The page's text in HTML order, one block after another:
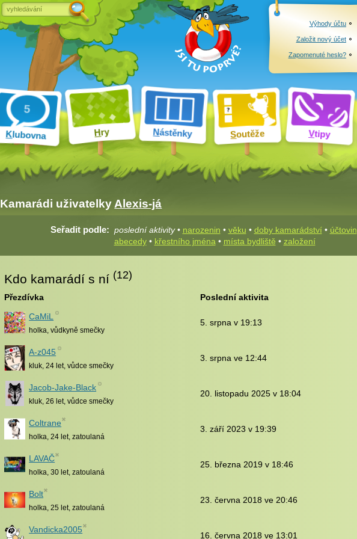
Klubovna Hry Nástěnky Soutěže Vtipy
Výhody účtu
Založit nový účet
Zapomenuté heslo?
Kamarádi uživatelky Alexis-já
Seřadit podle: poslední aktivity• narozenin • věku • doby kamarádství• účtovin
abecedy• křestního jména• místa bydliště • založení
Kdo kamarádí s ní (12)
Přezdívka Poslední aktivita
CaMiL
holka, vůdkyně smečky
5. srpna v 19:13
A-z045
kluk, 24 let, vůdce smečky
3. srpna ve 12:44
Jacob-Jake-Black
kluk, 26 let, vůdce smečky
20. listopadu 2025 v 18:04
Coltrane
holka, 24 let, zatoulaná
3. září 2023 v 19:39
LAVAČ
holka, 30 let, zatoulaná
25. března 2019 v 18:46
Bolt
holka, 25 let, zatoulaná
23. června 2018 ve 20:46
Vandicka2005
16. června 2018 ve 13:01